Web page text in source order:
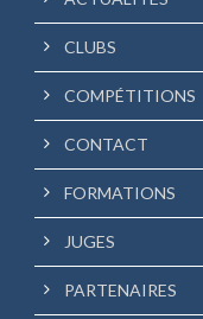
CLUBS
COMPÉTITIONS
CONTACT
FORMATIONS
JUGES
PARTENAIRES